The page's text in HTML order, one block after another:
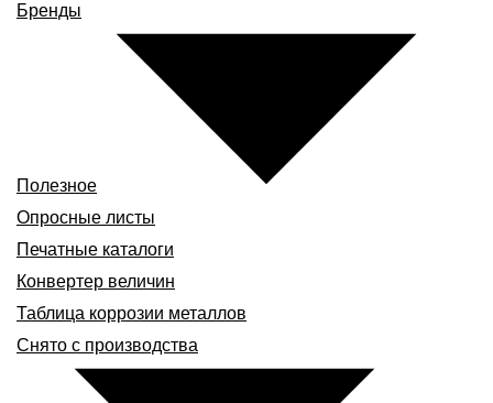
Бренды
Полезное
Опросные листы
Печатные каталоги
Конвертер величин
Таблица коррозии металлов
Снято с производства